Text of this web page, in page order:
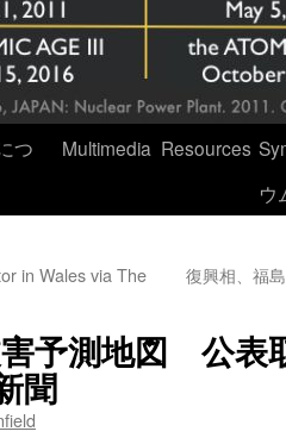
つ
Multimedia Resources
ウ
in Wales via The
復興相、福
予測地図 公表
聞